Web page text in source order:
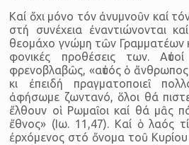
Καί ὄχι μόνο τόν ἀνυμνοῦν καί
στή συνέχεια ἐναντιώνονται
θεομάχο γνώμη τῶν Γραμματέων
φονικές προθέσεις των.
φρενοβλαβῶς, «αὐτός ὁ
κι ἐπειδή πραγματοποιεῖ
ἀφήσωμε ζωντανό, ὅλοι θά
ἔλθουν οἱ Ρωμαῖοι καί θά μᾶς
ἔθνος» (Ιω. 11,47). Καί ὁ λαός τί
ἐρχόμενος στό ὄνομα τοῦ Κυρίου